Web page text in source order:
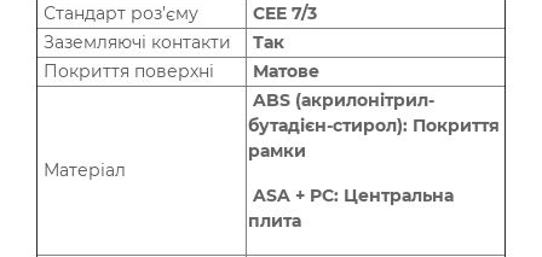
Стандарт роз’єму
CEE 7/3
Заземляючі контакти
Так
Покриття поверхні
Матове
Матеріал
ABS (акрилонітрил-
бутадієн-стирол): Покриття
рамки
ASA + PC: Центральна
плита